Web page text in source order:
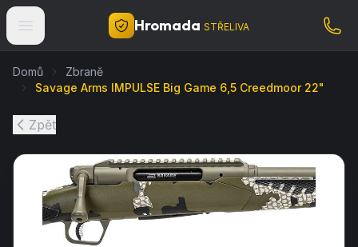
Hromada STŘELIVA
Domů
Zbraně
Savage Arms IMPULSE Big Game 6,5 Creedmoor 22"
Zpět